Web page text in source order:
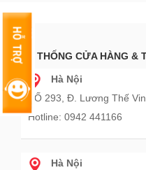
HỆ THỐNG CỬA HÀNG &
Hà Nội
SỐ 293, Đ. Lương Thế
Hotline: 0942 441166
Hà Nội